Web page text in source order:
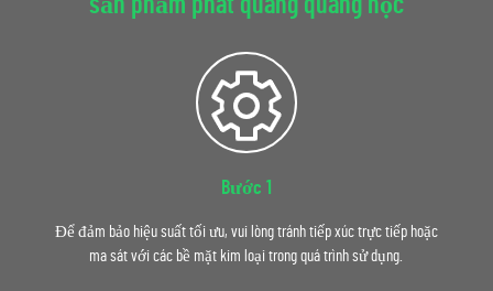
sản phẩm phát quang quang học
Bước 1
Để đảm bảo hiệu suất tối ưu, vui lòng tránh tiếp xúc trực tiếp hoặc
ma sát với các bề mặt kim loại trong quá trình sử dụng.